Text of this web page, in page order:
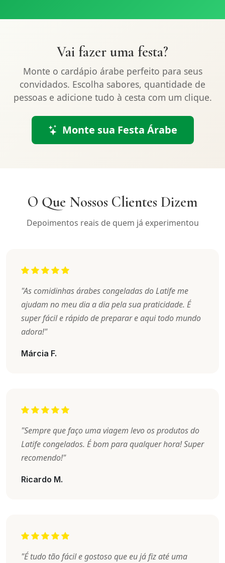
Vai fazer uma festa?
Monte o cardápio árabe perfeito para seus
convidados. Escolha sabores, quantidade de
pessoas e adicione tudo à cesta com um clique.
Monte sua Festa Árabe
O Que Nossos Clientes Dizem
Depoimentos reais de quem já experimentou
"As comidinhas árabes congeladas do Latife me
ajudam no meu dia a dia pela sua praticidade. É
super fácil e rápido de preparar e aqui todo mundo
adora!"
Márcia F.
"Sempre que faço uma viagem levo os produtos do
Latife congelados. É bom para qualquer hora! Super
recomendo!"
Ricardo M.
"É tudo tão fácil e gostoso que eu já fiz até uma